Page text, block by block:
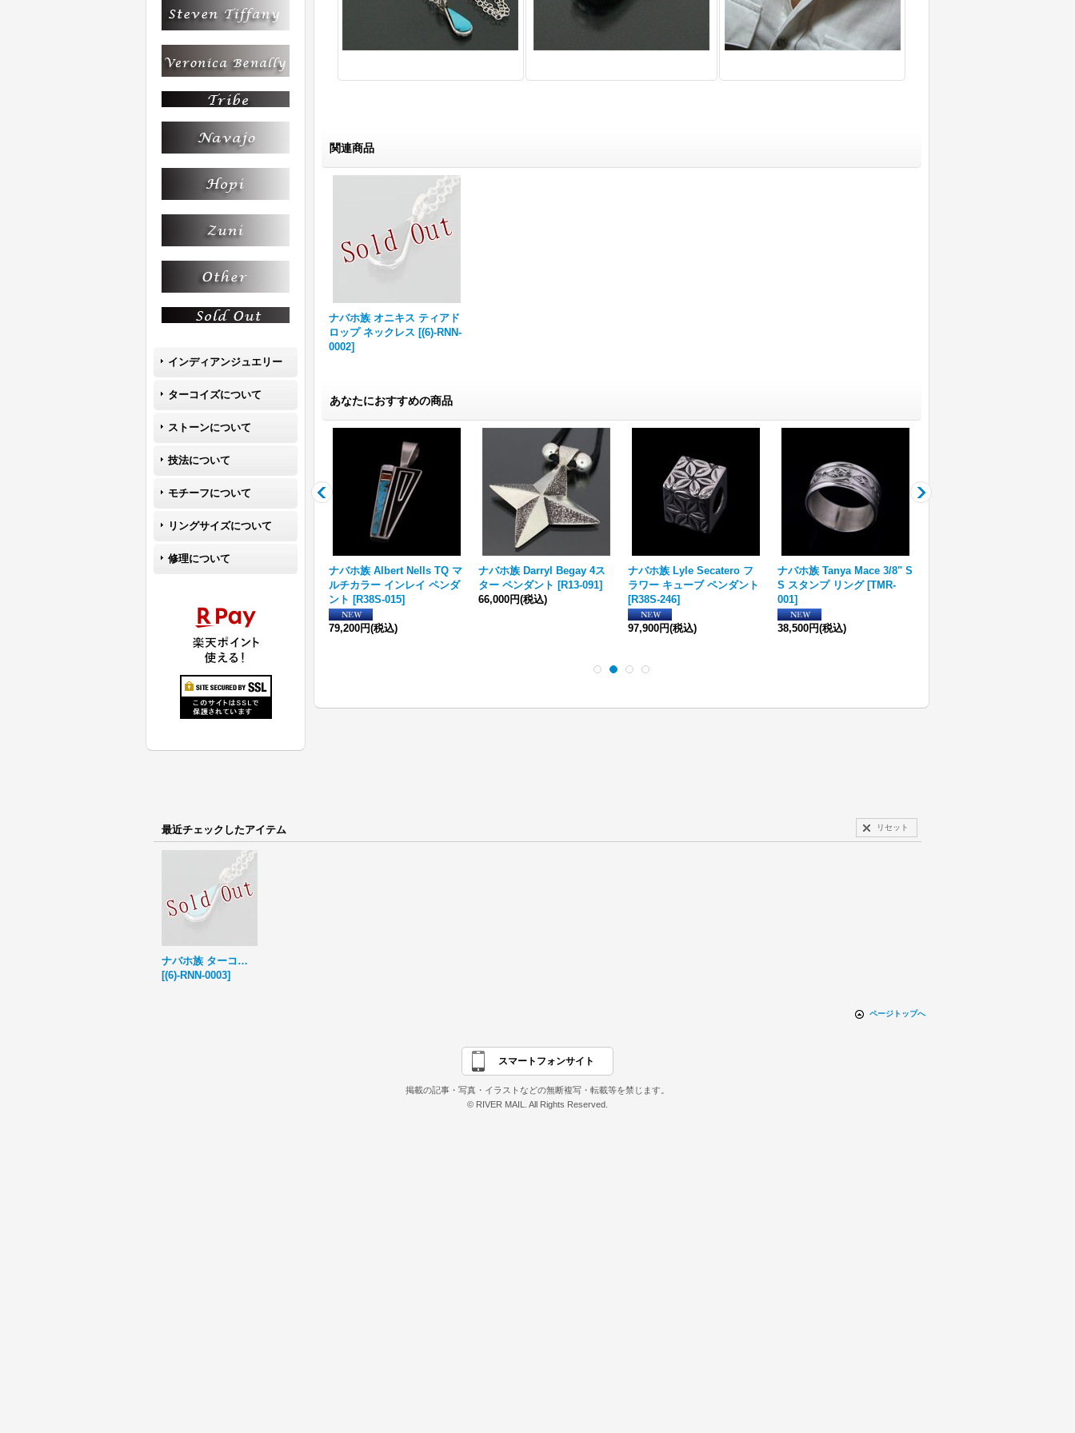
インディアンジュエリー
ターコイズについて
ストーンについて
技法について
モチーフについて
リングサイズについて
修理について
関連商品
ナバホ族 オニキス ティアド
ロップ ネックレス [(6)-RNN-
0002]
あなたにおすすめの商品
r36s-419]
59,400円(税込)
ナバホ族 Albert Nells TQ マ
ルチカラー インレイ ペンダ
ント [R38S-015]
79,200円(税込)
ナバホ族 Darryl Begay 4ス
ター ペンダント [R13-091]
66,000円(税込)
ナバホ族 Lyle Secatero フ
ラワー キューブ ペンダント
[R38S-246]
97,900円(税込)
ナバホ族 Tanya Mace 3/8" S
S スタンプ リング [TMR-
001]
38,500円(税込)
最近チェックしたアイテム リセット
ナバホ族 ターコイズ ティアドロップ ネックレス
[(6)-RNN-0003]
ページトップへ
スマートフォンサイト
掲載の記事・写真・イラストなどの無断複写・転載等を禁じます。
© RIVER MAIL. All Rights Reserved.